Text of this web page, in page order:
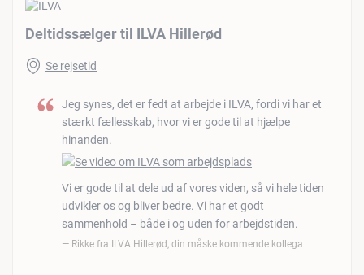
Deltidssælger til ILVA Hillerød
Se rejsetid
Jeg synes, det er fedt at arbejde i ILVA, fordi vi har et
stærkt fællesskab, hvor vi er gode til at hjælpe
hinanden.
Vi er gode til at dele ud af vores viden, så vi hele tiden
udvikler os og bliver bedre. Vi har et godt
sammenhold – både i og uden for arbejdstiden.
Rikke fra ILVA Hillerød, din måske kommende kollega